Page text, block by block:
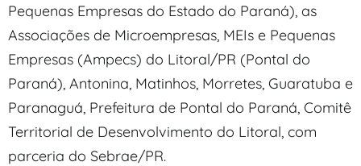
Pequenas Empresas do Estado do Paraná), as
Associações de Microempresas, MEIs e Pequenas
Empresas (Ampecs) do Litoral/PR (Pontal do
Paraná), Antonina, Matinhos, Morretes, Guaratuba e
Paranaguá, Prefeitura de Pontal do Paraná, Comitê
Territorial de Desenvolvimento do Litoral, com
parceria do Sebrae/PR.